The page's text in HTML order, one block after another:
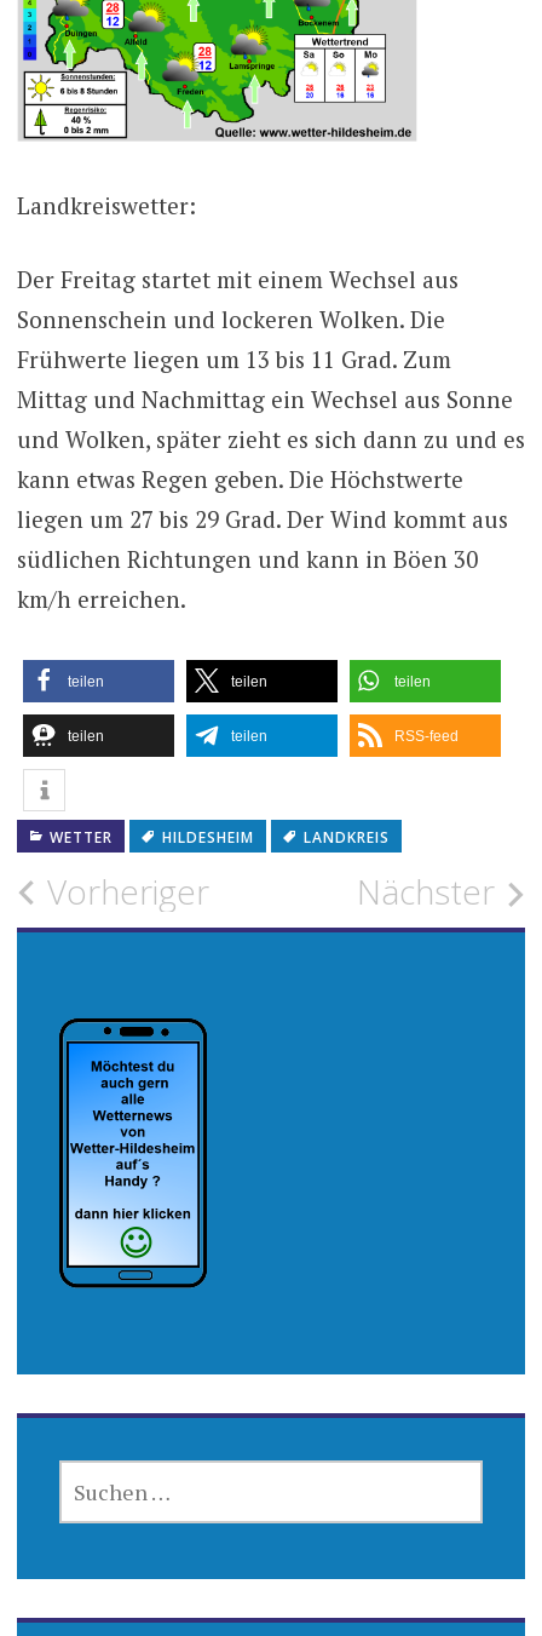
Landkreiswetter:
Der Freitag startet mit einem Wechsel aus
Sonnenschein und lockeren Wolken. Die
Frühwerte liegen um 13 bis 11 Grad. Zum
Mittag und Nachmittag ein Wechsel aus Sonne
und Wolken, später zieht es sich dann zu und es
kann etwas Regen geben. Die Höchstwerte
liegen um 27 bis 29 Grad. Der Wind kommt aus
südlichen Richtungen und kann in Böen 30
km/h erreichen.
teilen teilen teilen
teilen teilen RSS-feed
WETTER HILDESHEIM LANDKREIS
Beitragsnavigation
Vorheriger Nächster
NACH: